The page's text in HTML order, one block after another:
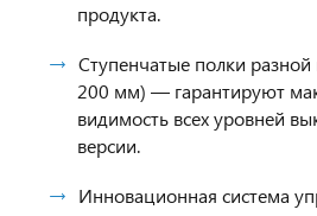
продукта.
Ступенчатые полки
200 мм) — гарантируют
видимость всех уровней
версии.
Инновационная система